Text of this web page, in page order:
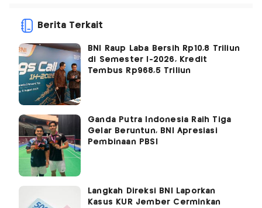
Berita Terkait
BNI Raup Laba Bersih Rp10,8 Triliun
di Semester I-2026, Kredit
Tembus Rp968,5 Triliun
Ganda Putra Indonesia Raih Tiga
Gelar Beruntun, BNI Apresiasi
Pembinaan PBSI
Langkah Direksi BNI Laporkan
Kasus KUR Jember Cerminkan